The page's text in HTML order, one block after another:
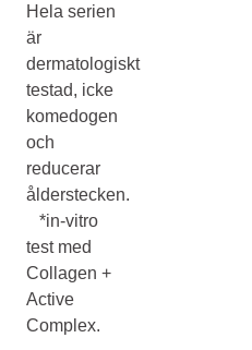
Hela serien
är
dermatologiskt
testad, icke
komedogen
och
reducerar
ålderstecken.
​ ​ ​ *in-vitro
test med
Collagen +
Active
Complex. ​